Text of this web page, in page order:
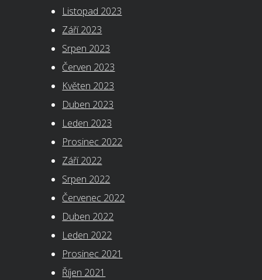
Listopad 2023
Září 2023
Srpen 2023
Červen 2023
Květen 2023
Duben 2023
Leden 2023
Prosinec 2022
Září 2022
Srpen 2022
Červenec 2022
Duben 2022
Leden 2022
Prosinec 2021
Říjen 2021